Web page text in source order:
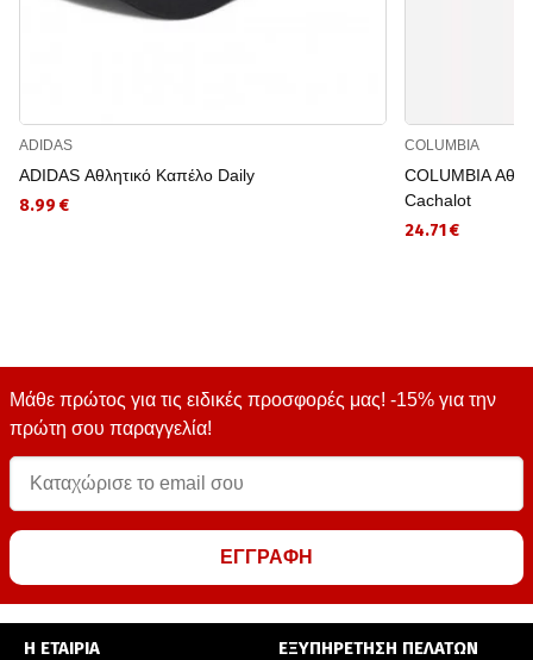
ADIDAS
ADIDAS Αθλητικό Καπέλο Daily
8.99 €
COLUMBIA
COLUMBIA
Cachalot
24.71 €
Μάθε πρώτος για τις ειδικές προσφορές μας! -15% για την
πρώτη σου παραγγελία!
ΕΓΓΡΑΦΗ
Η ΕΤΑΙΡΙΑ ΕΞΥΠΗΡΕΤΗΣΗ ΠΕΛΑΤΩΝ